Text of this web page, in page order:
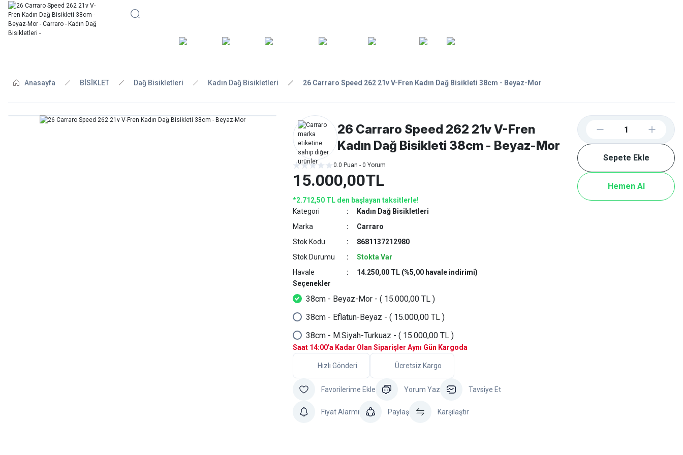
BİSİKLET AKSESUARLAR ASKI/TAŞIMA TAMİR/BAKIM GİYİM
Anasayfa BİSİKLET Dağ Bisikletleri Kadın Dağ Bisikletleri 26 Carraro Speed 262 21v V-Fren Kadın Dağ Bisikleti 38cm - Beyaz-Mor
26 Carraro Speed 262 21v V-Fren
Kadın Dağ Bisikleti 38cm - Beyaz-Mor
0.0 Puan - 0 Yorum
15.000,00TL
*2.712,50 TL den başlayan taksitlerle!
Kategori
Kadın Dağ Bisikletleri
Marka
Carraro
Stok Kodu
8681137212980
Stok Durumu
Stokta Var
Havale
14.250,00 TL (%5,00 havale indirimi)
Saat 14:00'a Kadar Olan Siparişler Aynı Gün Kargoda
Seçenekler
38cm - Beyaz-Mor - ( 15.000,00 TL )
38cm - Eflatun-Beyaz - ( 15.000,00 TL )
38cm - M.Siyah-Turkuaz - ( 15.000,00 TL )
Hızlı Gönderi Ücretsiz Kargo
Yorum Yaz Tavsiye Et
Fiyat Alarmı Paylaş Karşılaştır
Sepete Ekle
Hemen Al